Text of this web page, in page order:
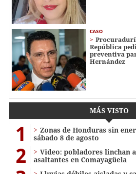
CASO
República
preventiva
Hernández
MÁS VISTO
1
Zonas de Honduras sin
sábado 8 de agosto
2
Video: pobladores linchan
asaltantes en Comayagüela